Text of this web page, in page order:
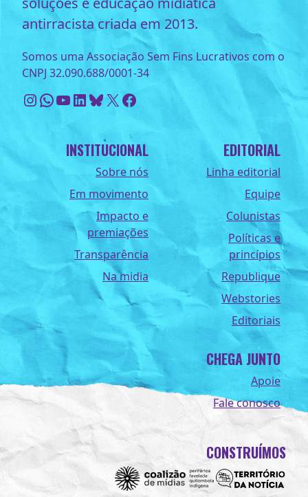
antirracista criada em 2013.
Somos uma Associação Sem Fins Lucrativos com o
CNPJ 32.090.688/0001-34
Instagram
WhatsApp
Youtube
LinkedIn
Bluesky
X Facebook
INSTITUCIONAL
Sobre nós
Em movimento
Impacto e
premiações
Transparência
Na midia
EDITORIAL
Linha editorial
Equipe
Colunistas
Políticas e
princípios
Republique
Webstories
Editoriais
CHEGA JUNTO
Apoie
Fale conosco
CONSTRUÍMOS